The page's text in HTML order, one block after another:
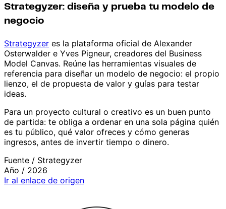
Strategyzer: diseña y prueba tu modelo de
negocio
Strategyzer es la plataforma oficial de Alexander
Osterwalder e Yves Pigneur, creadores del Business
Model Canvas. Reúne las herramientas visuales de
referencia para diseñar un modelo de negocio: el propio
lienzo, el de propuesta de valor y guías para testar
ideas.
Para un proyecto cultural o creativo es un buen punto
de partida: te obliga a ordenar en una sola página quién
es tu público, qué valor ofreces y cómo generas
ingresos, antes de invertir tiempo o dinero.
Fuente / Strategyzer
Año / 2026
Ir al enlace de origen